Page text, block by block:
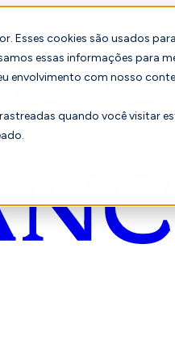
Esses cookies são usados
essas informações para
envolvimento com nosso
quando você visitar